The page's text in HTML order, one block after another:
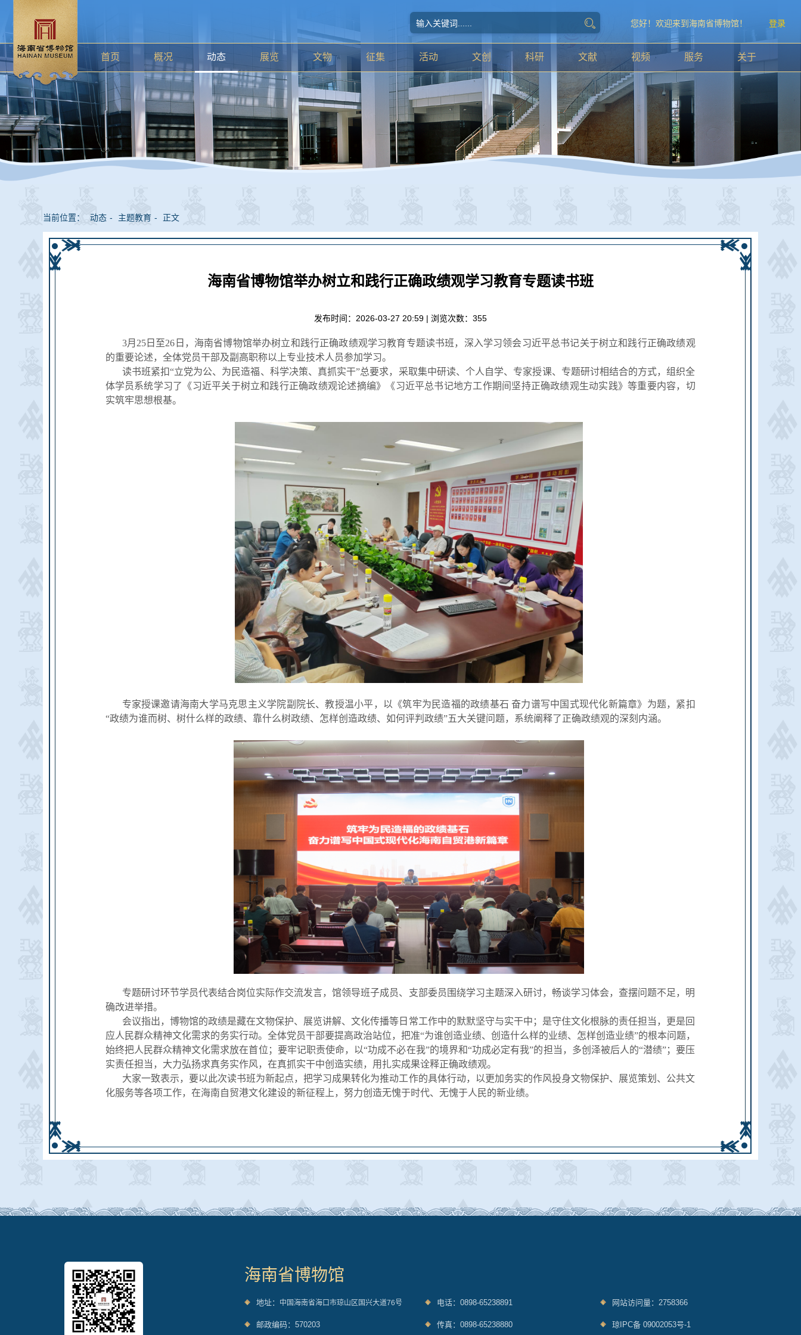
您好！欢迎来到海南省博物馆！ 登录
首页 概况 动态 展览 文物 征集 活动 文创 科研 文献 视频 服务 关于
当前位置： 动态 - 主题教育 - 正文
海南省博物馆举办树立和践行正确政绩观学习教育专题读书班
发布时间：2026-03-27 20:59 | 浏览次数： 355
3月25日至26日，海南省博物馆举办树立和践行正确政绩观学习教育专题读书班，深入学习领会习近平总书记关于树立和践行正确政绩观
的重要论述，全体党员干部及副高职称以上专业技术人员参加学习。
读书班紧扣“立党为公、为民造福、科学决策、真抓实干”总要求，采取集中研读、个人自学、专家授课、专题研讨相结合的方式，组织全
体学员系统学习了《习近平关于树立和践行正确政绩观论述摘编》《习近平总书记地方工作期间坚持正确政绩观生动实践》等重要内容，切
实筑牢思想根基。
专家授课邀请海南大学马克思主义学院副院长、教授温小平，以《筑牢为民造福的政绩基石 奋力谱写中国式现代化新篇章》为题，紧扣
“政绩为谁而树、树什么样的政绩、靠什么树政绩、怎样创造政绩、如何评判政绩”五大关键问题，系统阐释了正确政绩观的深刻内涵。
专题研讨环节学员代表结合岗位实际作交流发言，馆领导班子成员、支部委员围绕学习主题深入研讨，畅谈学习体会，查摆问题不足，明
确改进举措。
会议指出，博物馆的政绩是藏在文物保护、展览讲解、文化传播等日常工作中的默默坚守与实干中；是守住文化根脉的责任担当，更是回
应人民群众精神文化需求的务实行动。全体党员干部要提高政治站位，把准“为谁创造业绩、创造什么样的业绩、怎样创造业绩”的根本问题，
始终把人民群众精神文化需求放在首位；要牢记职责使命，以“功成不必在我”的境界和“功成必定有我”的担当，多创泽被后人的“潜绩”；要压
实责任担当，大力弘扬求真务实作风，在真抓实干中创造实绩，用扎实成果诠释正确政绩观。
大家一致表示，要以此次读书班为新起点，把学习成果转化为推动工作的具体行动，以更加务实的作风投身文物保护、展览策划、公共文
化服务等各项工作，在海南自贸港文化建设的新征程上，努力创造无愧于时代、无愧于人民的新业绩。
海南省博物馆
地址： 中国海南省海口市琼山区国兴大道76号 电话：0898-65238891 网站访问量：2758366
邮政编码：570203 传真：0898-65238880 琼IPC备 09002053号-1